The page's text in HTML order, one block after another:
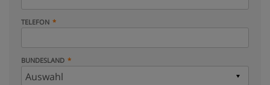
TELEFON
BUNDESLAND